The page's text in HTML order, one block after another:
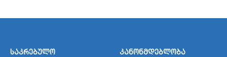
საკრებულო კანონმდებლობა